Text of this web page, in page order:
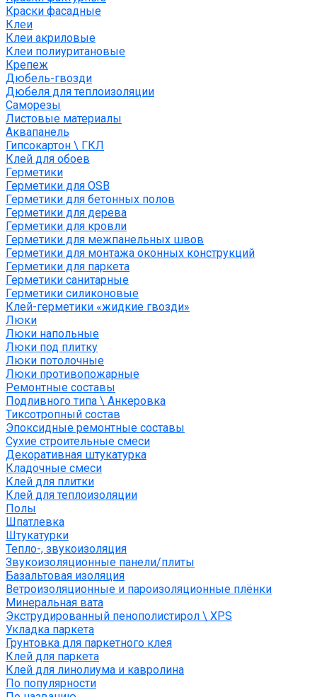
Краски фасадные
Клеи
Клеи акриловые
Клеи полиуритановые
Крепеж
Дюбель-гвозди
Дюбеля для теплоизоляции
Саморезы
Листовые материалы
Аквапанель
Гипсокартон \ ГКЛ
Клей для обоев
Герметики
Герметики для OSB
Герметики для бетонных полов
Герметики для дерева
Герметики для кровли
Герметики для межпанельных швов
Герметики для монтажа оконных конструкций
Герметики для паркета
Герметики санитарные
Герметики силиконовые
Клей-герметики «жидкие гвозди»
Люки
Люки напольные
Люки под плитку
Люки потолочные
Люки противопожарные
Ремонтные составы
Подливного типа \ Анкеровка
Тиксотропный состав
Эпоксидные ремонтные составы
Сухие строительные смеси
Декоративная штукатурка
Кладочные смеси
Клей для плитки
Клей для теплоизоляции
Полы
Шпатлевка
Штукатурки
Тепло-, звукоизоляция
Звукоизоляционные панели/плиты
Базальтовая изоляция
Ветроизоляционные и пароизоляционные плёнки
Минеральная вата
Экструдированный пенополистирол \ XPS
Укладка паркета
Грунтовка для паркетного клея
Клей для паркета
Клей для линолиума и кавролина
По популярности